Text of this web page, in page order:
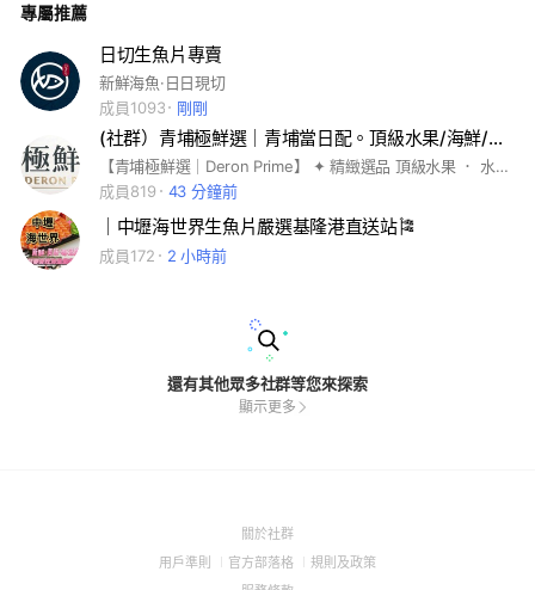
專屬推薦
日切生魚片專賣
新鮮海魚·日日現切
成員1093
剛剛
(社群）青埔極鮮選｜青埔當日配。頂級水果/海鮮/肉品
【青埔極鮮選｜Deron Prime】 ✦ 精緻選品 頂級水果 ． 水果禮盒 日本和牛 ． 頂級海鮮 特色小吃 ． 進口食品及調味料 - ✦ 門市/官網資訊（青埔當日配699免運） 官網｜🔍青埔極鮮選| Deron Prime 地址｜桃園市大園區大豐二街50號 時間｜11:00-19:00(週日、一公休)
成員819
43 分鐘前
｜中壢海世界生魚片嚴選基隆港直送站🎏
成員172 2 小時前
還有其他眾多社群等您來探索
顯示更多
關於社群(Open
用戶準則
(Open
官方部落格
(Open
規則及政策(Open